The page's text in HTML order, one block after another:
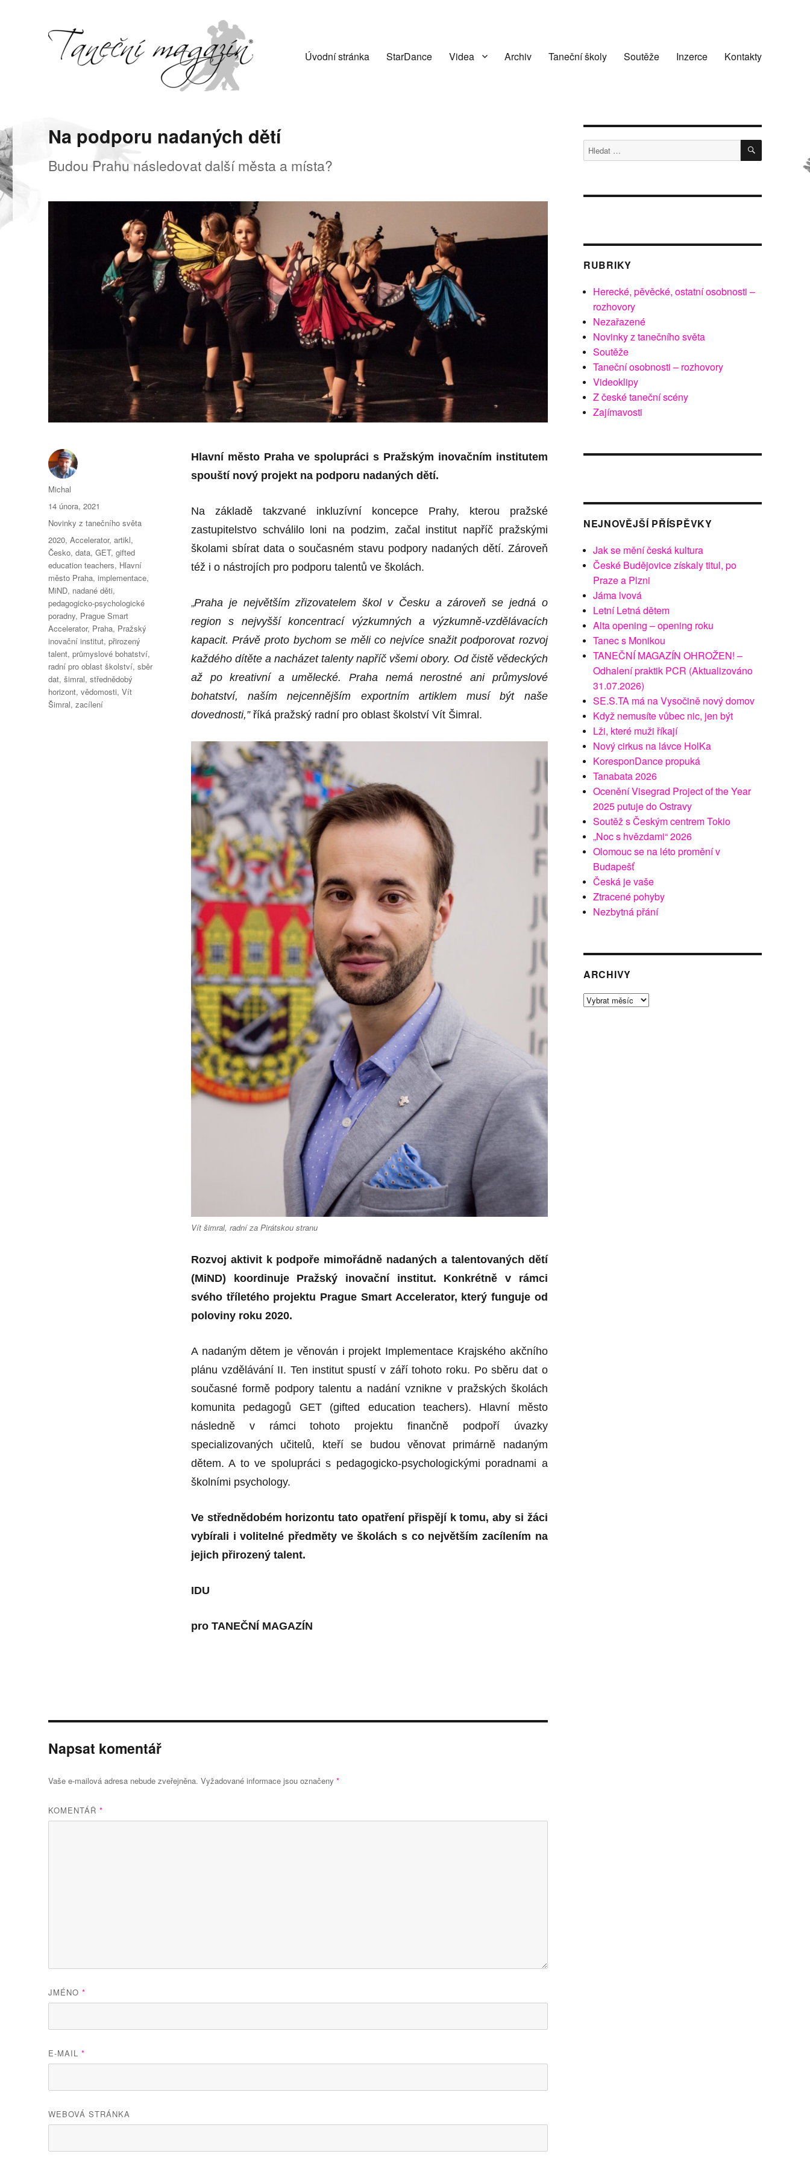
Úvodní stránka StarDance Videa Archiv Taneční školy Soutěže Inzerce Kontakty
Na podporu nadaných dětí
Budou Prahu následovat další města a místa?
Hlavní město Praha ve spolupráci s Pražským inovačním institutem
spouští nový projekt na podporu nadaných dětí.
Na základě takzvanéinkluzívní koncepce Prahy, kterou pražské
zastupitelstvo schválilo loni na podzim, začal institut napříč pražskými
školami sbírat data o současném stavu podpory nadaných dětí. Zároveň
též i o nástrojích pro podporu talentů ve školách.
„Praha je největším zřizovatelem škol v Česku a zároveň se jedná o
region s nejvyšší koncentrací výzkumných a výzkumně-vzdělávacích
kapacit. Právě proto bychom se měli co nejvíce snažit podporovat rozvoj
každého dítěte a nacházet talenty napříč všemi obory. Od čistě vědeckých
až po kreativní a umělecké. Praha nemá nerostné ani průmyslové
bohatství, naším nejcennějším exportním artiklem musí být naše
dovednosti,”říká pražský radní pro oblast školství Vít Šimral.
Vít šimral, radní za Pirátskou stranu
Rozvoj aktivit k podpoře mimořádně nadaných a talentovaných dětí
(MiND) koordinuje Pražský inovační institut. Konkrétně v rámci
svého tříletého projektu Prague Smart Accelerator, který funguje od
poloviny roku 2020.
A nadaným dětem je věnován i projekt Implementace Krajského akčního
plánu vzdělávání II. Ten institut spustí v září tohoto roku. Po sběru dat o
současné formě podpory talentu a nadání vznikne v pražských školách
komunita pedagogů GET (gifted education teachers). Hlavní město
následně v rámci tohoto projektu finančně podpoří úvazky
specializovaných učitelů, kteří se budou věnovat primárně nadaným
dětem. A to ve spolupráci s pedagogicko-psychologickými poradnami a
školními psychology.
Ve střednědobém horizontu tato opatření přispějí k tomu, aby si žáci
vybírali i volitelné předměty ve školách s co největším zacílením na
jejich přirozený talent.
IDU
pro TANEČNÍ MAGAZÍN
Autor:
Michal
Publikováno:
14 února, 2021
Rubriky:
Novinky z tanečního světa
Štítky:
2020,Accelerator,artikl,
Česko,data,GET,gifted
education teachers, Hlavní
město Praha,implementace,
MiND, nadané děti,
pedagogicko-psychologické
poradny, Prague Smart
Accelerator, Praha, Pražský
inovační institut,přirozený
talent,průmyslové bohatství,
radní pro oblast školství,sběr
dat,šimral,střednědobý
horizont,vědomosti,Vít
Šimral,zacílení
Napsat komentář
Vaše e-mailová adresa nebude zveřejněna. Vyžadované informace jsou označeny*
KOMENTÁŘ*
JMÉNO*
E-MAIL*
WEBOVÁ STRÁNKA
Hledat: HLEDÁNÍ
RUBRIKY
Herecké, pěvěcké, ostatní osobnosti –
rozhovory
Nezařazené
Novinky z tanečního světa
Soutěže
Taneční osobnosti – rozhovory
Videoklipy
Z české taneční scény
Zajímavosti
NEJNOVĚJŠÍ PŘÍSPĚVKY
Jak se mění česká kultura
České Budějovice získaly titul, po
Praze a Plzni
Jáma lvová
Letní Letná dětem
Alta opening – opening roku
Tanec s Monikou
TANEČNÍ MAGAZÍN OHROŽEN! –
Odhalení praktik PCR (Aktualizováno
31.07.2026)
SE.S.TA má na Vysočině nový domov
Když nemusíte vůbec nic, jen být
Lži, které muži říkají
Nový cirkus na lávce HolKa
KoresponDance propuká
Tanabata 2026
Ocenění Visegrad Project of the Year
2025 putuje do Ostravy
Soutěž s Českým centrem Tokio
„Noc s hvězdami“ 2026
Olomouc se na léto promění v
Budapešť
Česká je vaše
Ztracené pohyby
Nezbytná přání
ARCHIVY
Archivy